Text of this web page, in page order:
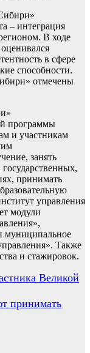
– интеграция
В ходе
в сфере
способности.
отмечены
программы
и участникам
занять
принимать
управления
модули
муниципальное
Также
и стажировок.
Великой
принимать